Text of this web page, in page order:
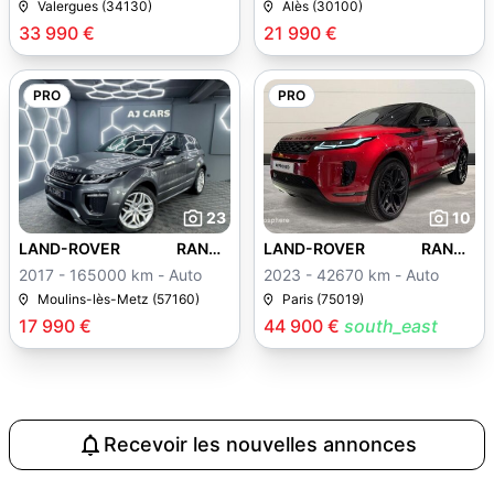
33 990 €
Valergues (34130)
21 990 €
Alès (30100)
PRO
23
17 990 €
LAND-ROVER RANGE
ROVER EVOQUE
2017 - 165000 km - Auto
Moulins-lès-Metz (57160)
PRO
10
44 900 € south_east
LAND-ROVER RANGE
ROVER EVOQUE
2023 - 42670 km - Auto
Paris (75019)
Recevoir les nouvelles annonces